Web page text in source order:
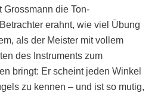
Grossmann die Ton-
erahnt, wie viel Übung
als der Meister mit vollem
des Instruments zum
bringt: Er scheint jeden Winkel
zu kennen – und ist so mutig,